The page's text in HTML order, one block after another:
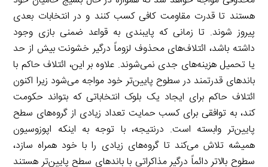
هستند تا قدرت مقاومت کافی کسب کنند و در انتخابات بعدی
پیروز شوند. تا زمانی که پایبندی به قواعد ضمنی بازی وجود
داشته باشد، ائتلاف‌های محذوف لزوماً درگیر خشونت بیش از حد
یا تحمیل هزینه‌های جدی نمی‌شوند. علاوه بر این، ائتلاف حاکم با
باندهای قدرتمند در سطوح پایین‌تر خود مواجه می‌شود زیرا اکنون
ائتلاف حاکم برای ایجاد یک بلوک انتخاباتی که بتواند حکومت
کند، به توافقی برای کسب حمایت تعداد زیادی از گروه‌های سطح
پایین‌تر وابسته است. درنتیجه، با توجه به اینکه اپوزوسیون
همیشه تلاش می‌کند تا گروه‌های زیادی را با خود همراه سازد،
سطوح بالاتر دائماً درگیر مذاکراتی با باندهای سطح پایین‌تر هستند